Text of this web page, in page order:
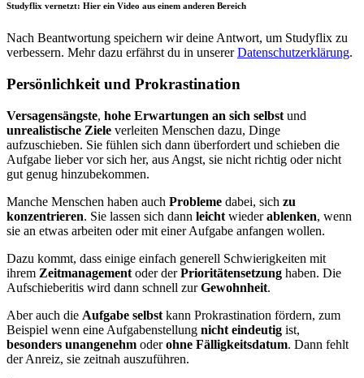
Studyflix vernetzt: Hier ein Video aus einem anderen Bereich
Nach Beantwortung speichern wir deine Antwort, um Studyflix zu
verbessern. Mehr dazu erfährst du in unsererDatenschutzerklärung.
Persönlichkeit und Prokrastination
Versagensängste, hohe Erwartungen an sich selbst und
unrealistische Ziele verleiten Menschen dazu, Dinge
aufzuschieben. Sie fühlen sich dann überfordert und schieben die
Aufgabe lieber vor sich her, aus Angst, sie nicht richtig oder nicht
gut genug hinzubekommen.
Manche Menschen haben auch Probleme dabei, sich zu
konzentrieren. Sie lassen sich dann leicht wiederablenken, wenn
sie an etwas arbeiten oder mit einer Aufgabe anfangen wollen.
Dazu kommt, dass einige einfach generell Schwierigkeiten mit
ihrem Zeitmanagement oder derPrioritätensetzung haben. Die
Aufschieberitis wird dann schnell zurGewohnheit.
Aber auch die Aufgabe selbst kann Prokrastination fördern, zum
Beispiel wenn eine Aufgabenstellung nicht eindeutig ist,
besonders unangenehm oderohne Fälligkeitsdatum. Dann fehlt
der Anreiz, sie zeitnah auszuführen.